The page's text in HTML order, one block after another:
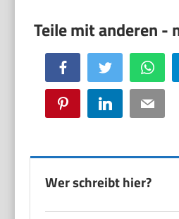
Facebook Twitter
Pinterest LinkedIn Email
Wer schreibt hier?